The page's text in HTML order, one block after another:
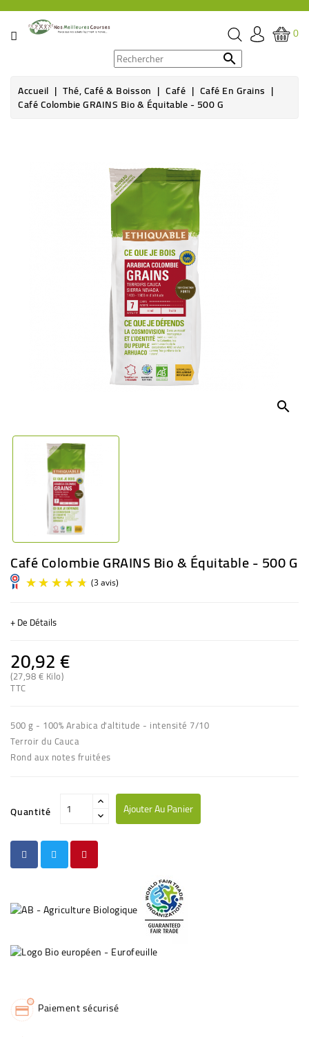
CATÉGORIE
ÉPICERIE
0

Accueil Thé, Café & Boisson Café Café En Grains
Café Colombie GRAINS Bio & Équitable - 500 G
search
Café Colombie GRAINS Bio & Équitable - 500 G
+ De Détails
20,92 €
(27,98 € Kilo)
TTC
500 g - 100% Arabica d'altitude - intensité 7/10
Terroir du Cauca
Rond aux notes fruitées
Quantité Ajouter Au Panier
Paiement sécurisé